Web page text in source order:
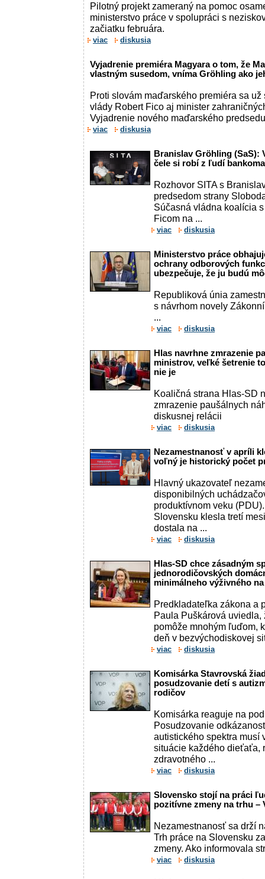
Pilotný projekt zameraný na pomoc
ministerstvo práce v spolupráci s
začiatku februára.
viac diskusia
Vyjadrenie premiéra Magyara o tom, že
vlastným susedom, vníma Gröhling ako
Proti slovám maďarského premiéra sa
vlády Robert Fico aj minister
Vyjadrenie nového maďarského
viac diskusia
Branislav Gröhling (SaS):
čele si robí z ľudí
Rozhovor SITA s
predsedom strany
Súčasná vládna koalícia
Ficom na ...
viac diskusia
Ministerstvo práce
ochrany odborových
ubezpečuje, že ju budú
Republiková únia
s návrhom novely
...
viac diskusia
Hlas navrhne zmrazenie
ministrov, veľké šetrenie
nie je
Koaličná strana Hlas-SD
zmrazenie paušálnych
diskusnej relácii
viac diskusia
Nezamestnanosť v apríli
voľný je historický počet
Hlavný ukazovateľ
disponibilných
produktívnom veku
Slovensku klesla tretí
dostala na ...
viac diskusia
Hlas-SD chce zásadným
jednorodičovských
minimálneho výživného
Predkladateľka zákona a
Paula Puškárová uviedla,
pomôže mnohým ľuďom,
deň v bezvýchodiskovej
viac diskusia
Komisárka Stavrovská
posudzovanie detí s
rodičov
Komisárka reaguje na
Posudzovanie
autistického spektra
situácie každého dieťaťa,
zdravotného ...
viac diskusia
Slovensko stojí na práci
pozitívne zmeny na trhu –
Nezamestnanosť sa drží
Trh práce na Slovensku
zmeny. Ako informovala
viac diskusia